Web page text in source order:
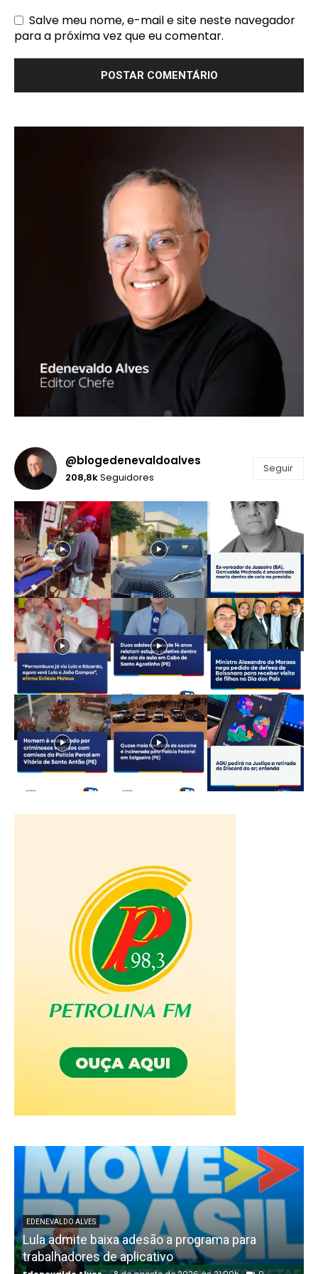
Salve meu nome, e-mail e site neste navegador
para a próxima vez que eu comentar.
@blogedenevaldoalves
208,8kSeguidores
Seguir
EDENEVALDO ALVES
Lula admite baixa adesão a programa para
trabalhadores de aplicativo